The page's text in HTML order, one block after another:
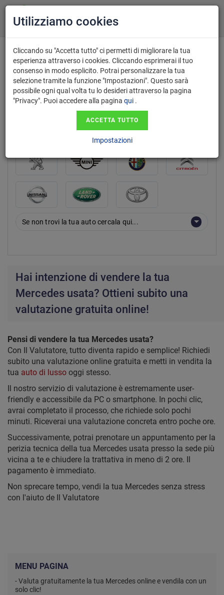
marca
Se non trovi la tua auto cercala qui...
Hai intenzione di vendere la tua
Mercedes usata? Ottieni subito una
valutazione gratuita online!
Pensi di vendere la tua Mercedes usata?
Con Il Valutatore, tutto diventa rapido e semplice! Richiedi
subito una valutazione online gratuita e metti in vendita la
tua auto di lusso oggi stesso.
Il nostro servizio di valutazione è estremamente user-
friendly e accessibile da PC o smartphone. In pochi clic,
avrai completato il processo, che richiede solo pochi
minuti. Riceverai una valutazione concreta entro poche ore.
Successivamente, potrai prenotare un appuntamento per la
perizia tecnica della tua Mercedes usata presso la sede più
vicina a te e chiudere la trattativa in meno di 2 ore. Il
pagamento è immediato.
Non sprecare tempo, vendi la tua Mercedes senza stress
con l'aiuto de Il Valutatore
MENU PAGINA
- Valuta gratuitamente la tua Mercedes online e vendila con un
solo clic!
Utilizziamo cookies
Cliccando su "Accetta tutto" ci permetti di migliorare la tua
esperienza attraverso i cookies. Cliccando esprimerai il tuo
consenso in modo esplicito. Potrai personalizzare la tua
selezione tramite la funzione "Impostazioni". Questo sarà
possibile ogni qual volta tu lo desideri attraverso la pagina
"Privacy". Puoi accedere alla pagina qui .
ACCETTA TUTTO
Impostazioni